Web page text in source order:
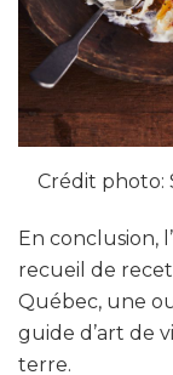
Crédit photo:
En conclusion,
recueil de
Québec, une
guide d’art de
terre.